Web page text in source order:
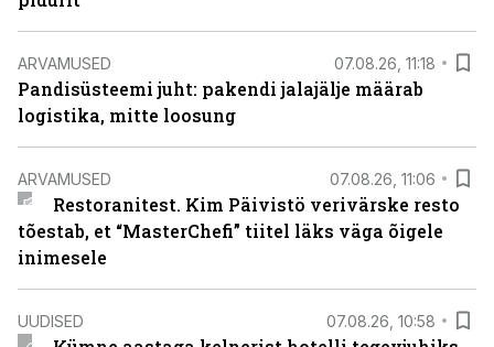
ARVAMUSED 07.08.26, 11:18
Pandisüsteemi juht: pakendi jalajälje määrab
logistika, mitte loosung
ARVAMUSED 07.08.26, 11:06
Restoranitest. Kim Päivistö verivärske resto
tõestab, et “MasterChefi” tiitel läks väga õigele
inimesele
UUDISED 07.08.26, 10:58